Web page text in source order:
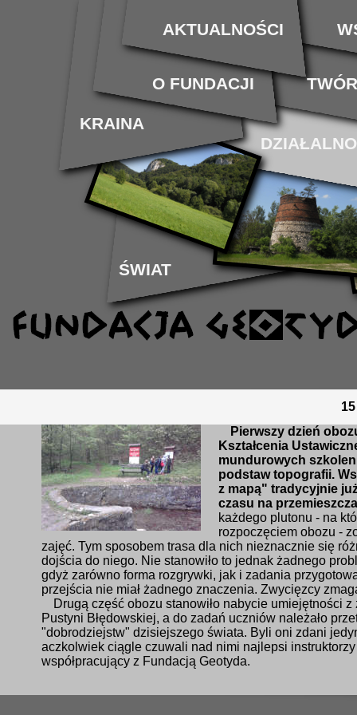
Pierwszy dzień
Kształcenia
mundurowych
podstaw topografii.
z mapą" tradycyjnie
czasu na
każdego plutonu - na
rozpoczęciem obozu -
zajęć. Tym sposobem trasa dla nich nieznacznie się
dojścia do niego. Nie stanowiło to jednak żadnego
gdyż zarówno forma rozgrywki, jak i zadania
przejścia nie miał żadnego znaczenia. Zwycięzcy
Drugą część obozu stanowiło nabycie umiejętności
Pustyni Błędowskiej, a do zadań uczniów należało
"dobrodziejstw" dzisiejszego świata. Byli oni zdani
aczkolwiek ciągle czuwali nad nimi najlepsi
współpracujący z Fundacją Geotyda.
ŚWIAT
KRAINA
AKTUALNOŚCI
O FUNDACJI